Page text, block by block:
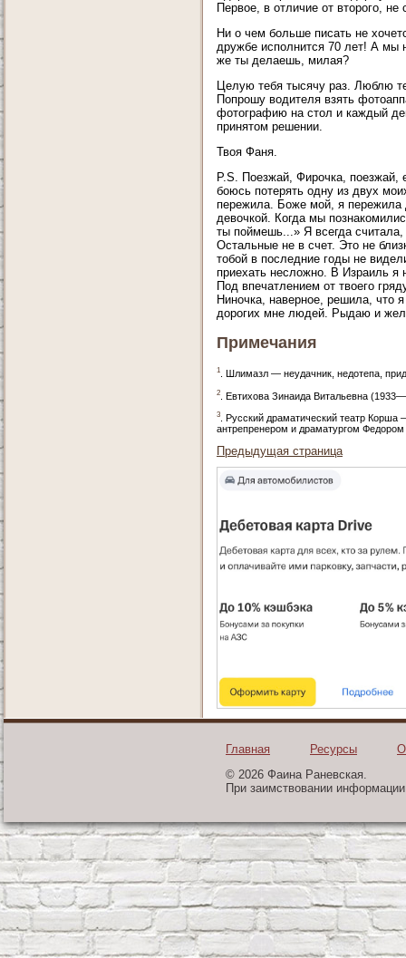
Первое, в отличие от второго, не
Ни о чем больше писать не
дружбе исполнится 70 лет! А мы
же ты делаешь, милая?
Целую тебя тысячу раз. Люблю
Попрошу водителя взять
фотографию на стол и каждый
принятом решении.
Твоя Фаня.
P.S. Поезжай, Фирочка, поезжай,
боюсь потерять одну из двух
пережила. Боже мой, я пережила
девочкой. Когда мы
ты поймешь...» Я всегда
Остальные не в счет. Это не
тобой в последние годы не
приехать несложно. В Израиль я
Под впечатлением от твоего
Ниночка, наверное, решила, что
дорогих мне людей. Рыдаю и
Примечания
1 . Шлимазл — неудачник, недотепа,
2 . Евтихова Зинаида Витальевна
3
. Русский драматический театр
антрепренером и драматургом
Предыдущая страница
Главная Ресурсы
© 2026 Фаина Раневская.
При заимствовании